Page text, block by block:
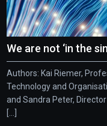
We are not ‘in the
Authors: Kai Riemer,
Technology and
and Sandra Peter,
[...]